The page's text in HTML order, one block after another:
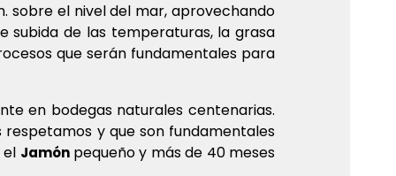
sobre el nivel del mar, aprovechando
subida de las temperaturas, la grasa
que serán fundamentales para
en bodegas naturales centenarias.
y que son fundamentales
el Jamónpequeño y más de 40 meses